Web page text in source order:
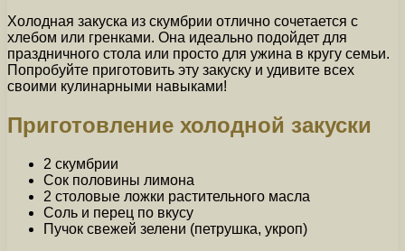
Холодная закуска из скумбрии отлично сочетается с
хлебом или гренками. Она идеально подойдет для
праздничного стола или просто для ужина в кругу семьи.
Попробуйте приготовить эту закуску и удивите всех
своими кулинарными навыками!
Приготовление холодной закуски
2 скумбрии
Сок половины лимона
2 столовые ложки растительного масла
Соль и перец по вкусу
Пучок свежей зелени (петрушка, укроп)